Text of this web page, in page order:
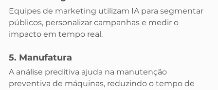
Equipes de marketing utilizam IA para segmentar
públicos, personalizar campanhas e medir o
impacto em tempo real.
5. Manufatura
A análise preditiva ajuda na manutenção
preventiva de máquinas, reduzindo o tempo de